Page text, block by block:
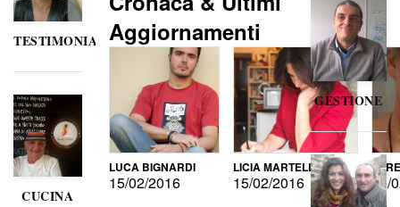
TESTIMONIANZE
CUCINA
Aggiornamenti
LUCA BIGNARDI
15/02/2016
LICIA MARTELLI
15/02/2016 15/
GESTIONE